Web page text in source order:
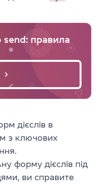
send: правила
дієслів в
з ключових
форму дієслів під
ви справите